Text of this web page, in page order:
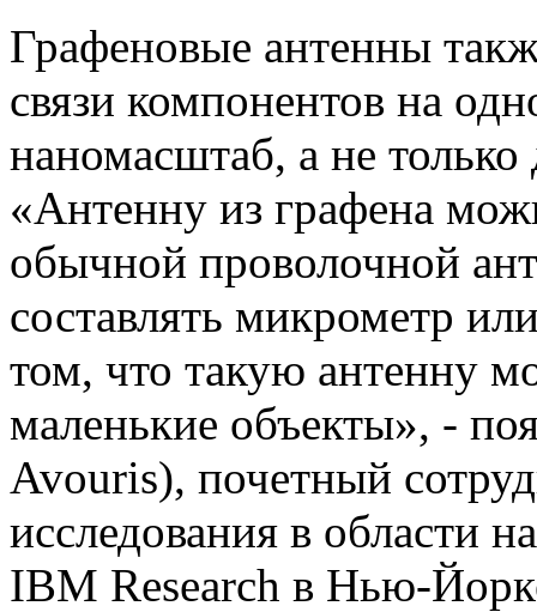
Графеновые антенны
связи компонентов на
наномасштаб, а не только
«Антенну из графена
обычной проволочной
составлять микрометр
том, что такую антенну
маленькие объекты», -
Avouris), почетный
исследования в области
IBM Research в Нью-